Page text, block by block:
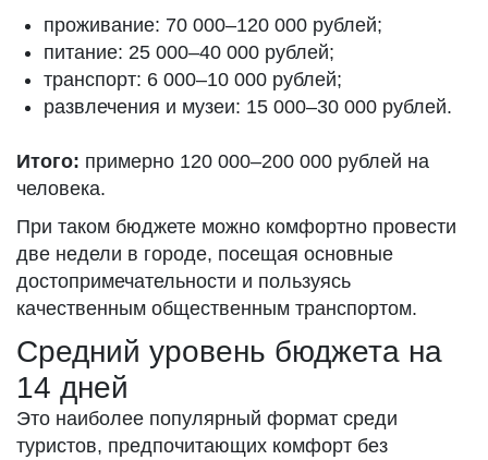
проживание: 70 000–120 000 рублей;
питание: 25 000–40 000 рублей;
транспорт: 6 000–10 000 рублей;
развлечения и музеи: 15 000–30 000 рублей.
Итого: примерно 120 000–200 000 рублей на
человека.
При таком бюджете можно комфортно провести
две недели в городе, посещая основные
достопримечательности и пользуясь
качественным общественным транспортом.
Средний уровень бюджета на
14 дней
Это наиболее популярный формат среди
туристов, предпочитающих комфорт без